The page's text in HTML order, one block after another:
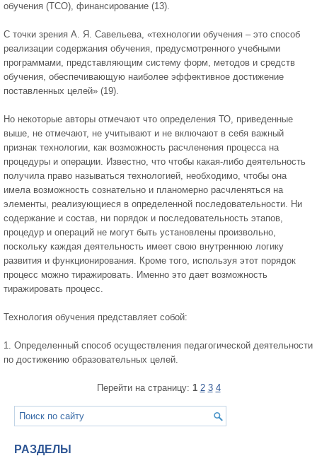
обучения (ТСО), финансирование (13).
С точки зрения А. Я. Савельева, «технологии обучения – это способ
реализации содержания обучения, предусмотренного учебными
программами, представляющим систему форм, методов и средств
обучения, обеспечивающую наиболее эффективное достижение
поставленных целей» (19).
Но некоторые авторы отмечают что определения ТО, приведенные
выше, не отмечают, не учитывают и не включают в себя важный
признак технологии, как возможность расчленения процесса на
процедуры и операции. Известно, что чтобы какая-либо деятельность
получила право называться технологией, необходимо, чтобы она
имела возможность сознательно и планомерно расчленяться на
элементы, реализующиеся в определенной последовательности. Ни
содержание и состав, ни порядок и последовательность этапов,
процедур и операций не могут быть установлены произвольно,
поскольку каждая деятельность имеет свою внутреннюю логику
развития и функционирования. Кроме того, используя этот порядок
процесс можно тиражировать. Именно это дает возможность
тиражировать процесс.
Технология обучения представляет собой:
1. Определенный способ осуществления педагогической деятельности
по достижению образовательных целей.
Перейти на страницу: 1 2 3 4
РАЗДЕЛЫ